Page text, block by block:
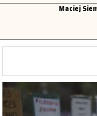
Maciej